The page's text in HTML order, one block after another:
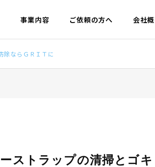
事業内容 ご依頼の方へ 会社
除ならＧＲＩＴに
ストラップの清掃とゴキ